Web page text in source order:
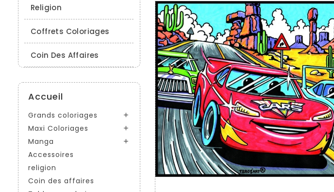
Religion
Coffrets Coloriages
Coin Des Affaires
Accueil
Grands coloriages 
Maxi Coloriages 
Manga 
Accessoires
religion
Coin des affaires